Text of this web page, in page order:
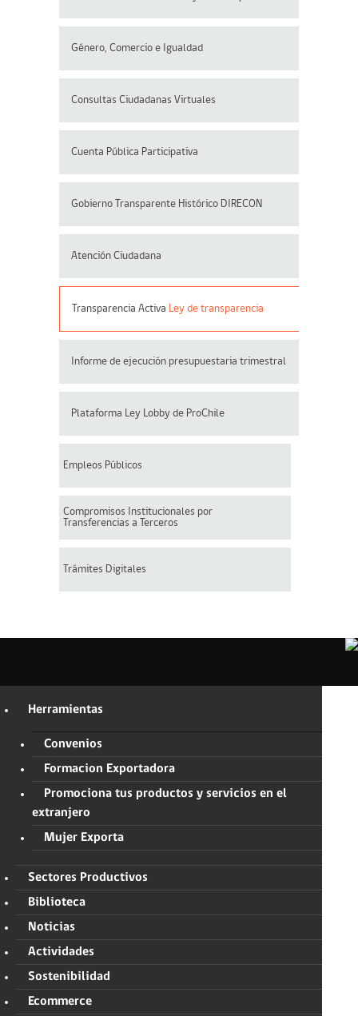
Género, Comercio e Igualdad
Consultas Ciudadanas Virtuales
Cuenta Pública Participativa
Gobierno Transparente Histórico DIRECON
Atención Ciudadana
Transparencia Activa Ley de transparencia
Informe de ejecución presupuestaria trimestral
Plataforma Ley Lobby de ProChile
Empleos Públicos
Compromisos Institucionales por
Transferencias a Terceros
Trámites Digitales
Herramientas
Convenios
Formacion Exportadora
Promociona tus productos y servicios en el
extranjero
Mujer Exporta
Sectores Productivos
Biblioteca
Noticias
Actividades
Sostenibilidad
Ecommerce